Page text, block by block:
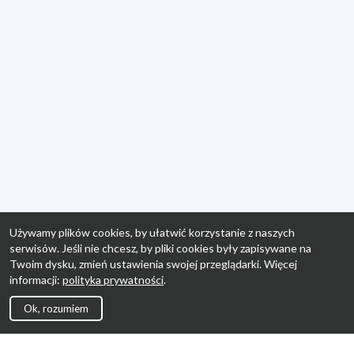
Używamy plików cookies, by ułatwić korzystanie z naszych
serwisów. Jeśli nie chcesz, by pliki cookies były zapisywane na
Twoim dysku, zmień ustawienia swojej przeglądarki. Więcej
informacji: polityka prywatności.
Ok, rozumiem